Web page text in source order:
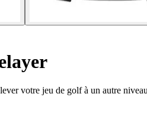
votre jeu de golf à un autre